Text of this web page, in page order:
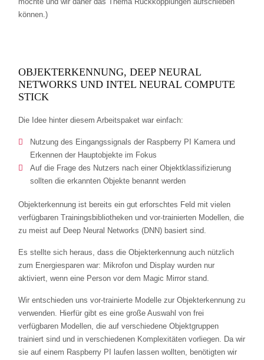
können.)
OBJEKTERKENNUNG, DEEP NEURAL
NETWORKS UND INTEL NEURAL COMPUTE
STICK
Die Idee hinter diesem Arbeitspaket war einfach:
Nutzung des Eingangssignals der Raspberry PI Kamera und
Erkennen der Hauptobjekte im Fokus
Auf die Frage des Nutzers nach einer Objektklassifizierung
sollten die erkannten Objekte benannt werden
Objekterkennung ist bereits ein gut erforschtes Feld mit vielen
verfügbaren Trainingsbibliotheken und vor-trainierten Modellen, die
zu meist auf Deep Neural Networks (DNN) basiert sind.
Es stellte sich heraus, dass die Objekterkennung auch nützlich
zum Energiesparen war: Mikrofon und Display wurden nur
aktiviert, wenn eine Person vor dem Magic Mirror stand.
Wir entschieden uns vor-trainierte Modelle zur Objekterkennung zu
verwenden. Hierfür gibt es eine große Auswahl von frei
verfügbaren Modellen, die auf verschiedene Objektgruppen
trainiert sind und in verschiedenen Komplexitäten vorliegen. Da wir
sie auf einem Raspberry PI laufen lassen wollten, benötigten wir